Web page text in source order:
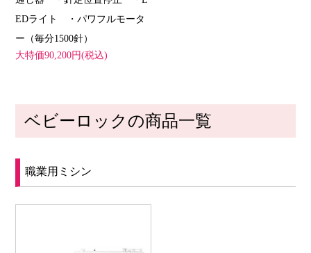
EDライト ・パワフルモータ
ー（毎分1500針）
大特価90,200円(税込)
ベビーロックの商品一覧
職業用ミシン